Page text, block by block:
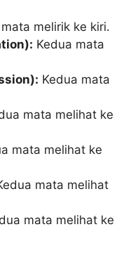
melirik ke kiri.
Kedua mata
Kedua mata
mata melihat ke
mata melihat ke
mata melihat
mata melihat ke